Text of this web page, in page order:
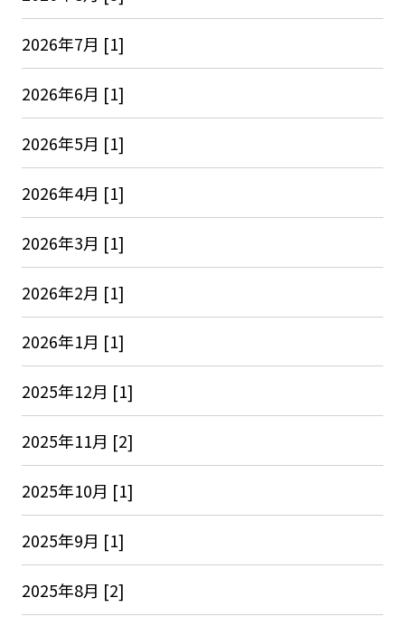
2026年7月 [1]
2026年6月 [1]
2026年5月 [1]
2026年4月 [1]
2026年3月 [1]
2026年2月 [1]
2026年1月 [1]
2025年12月 [1]
2025年11月 [2]
2025年10月 [1]
2025年9月 [1]
2025年8月 [2]